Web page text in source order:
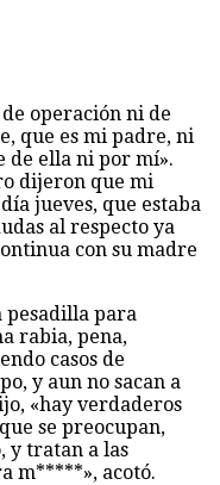
operación ni de
que es mi padre, ni
de ella ni por mí».
dijeron que mi
jueves, que estaba
al respecto ya
con su madre
pesadilla para
rabia, pena,
casos de
y aun no sacan a
«hay verdaderos
se preocupan,
y tratan a las
m*****», acotó.